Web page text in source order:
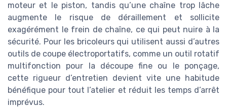
moteur et le piston, tandis qu’une chaîne trop lâche
augmente le risque de déraillement et sollicite
exagérément le frein de chaîne, ce qui peut nuire à la
sécurité. Pour les bricoleurs qui utilisent aussi d’autres
outils de coupe électroportatifs, comme un outil rotatif
multifonction pour la découpe fine ou le ponçage,
cette rigueur d’entretien devient vite une habitude
bénéfique pour tout l’atelier et réduit les temps d’arrêt
imprévus.